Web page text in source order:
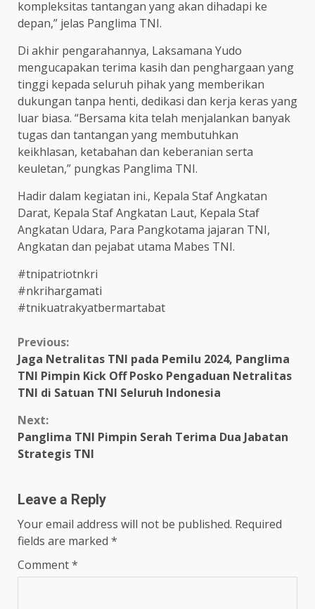
kompleksitas tantangan yang akan dihadapi ke
depan,” jelas Panglima TNI.
Di akhir pengarahannya, Laksamana Yudo
mengucapakan terima kasih dan penghargaan yang
tinggi kepada seluruh pihak yang memberikan
dukungan tanpa henti, dedikasi dan kerja keras yang
luar biasa. “Bersama kita telah menjalankan banyak
tugas dan tantangan yang membutuhkan
keikhlasan, ketabahan dan keberanian serta
keuletan,” pungkas Panglima TNI.
Hadir dalam kegiatan ini., Kepala Staf Angkatan
Darat, Kepala Staf Angkatan Laut, Kepala Staf
Angkatan Udara, Para Pangkotama jajaran TNI,
Angkatan dan pejabat utama Mabes TNI.
#tnipatriotnkri
#nkrihargamati
#tnikuatrakyatbermartabat
Continue
Reading
Previous:
Jaga Netralitas TNI pada Pemilu 2024, Panglima
TNI Pimpin Kick Off Posko Pengaduan Netralitas
TNI di Satuan TNI Seluruh Indonesia
Next:
Panglima TNI Pimpin Serah Terima Dua Jabatan
Strategis TNI
Leave a Reply
Your email address will not be published. Required
fields are marked *
Comment*